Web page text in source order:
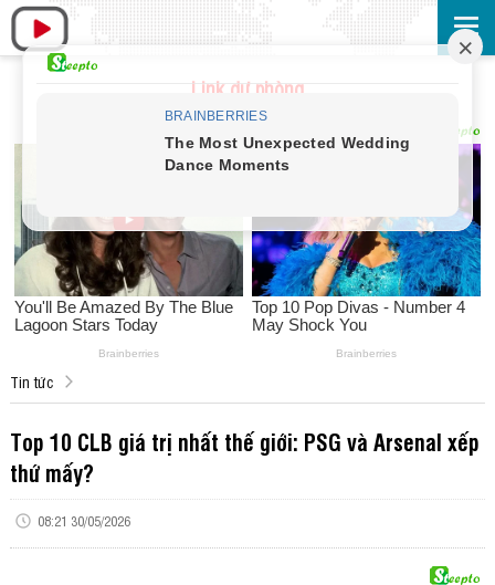
Link dự phòng
Tin tức
Top 10 CLB giá trị nhất thế giới: PSG và Arsenal xếp
thứ mấy?
08:21 30/05/2026